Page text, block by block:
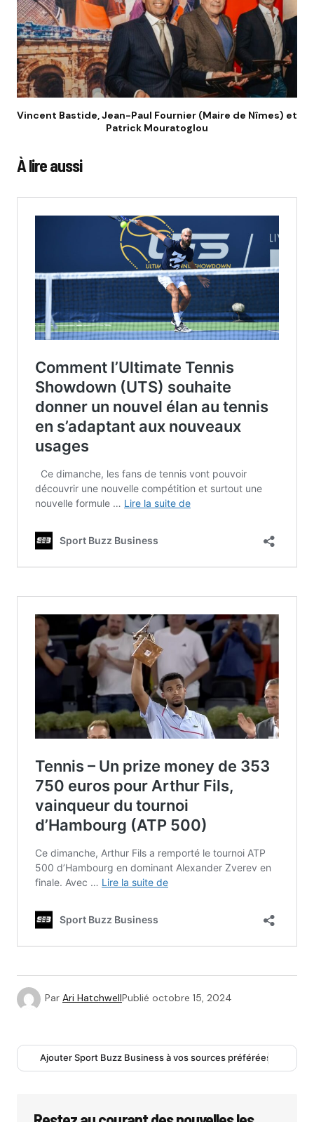
Vincent Bastide, Jean-Paul Fournier (Maire de Nîmes) et
Patrick Mouratoglou
À lire aussi
Par Ari HatchwellPublié octobre 15, 2024
Ajouter Sport Buzz Business à vos sources préférées